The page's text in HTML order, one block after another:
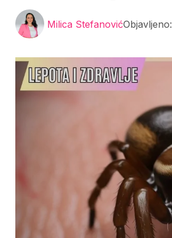
Milica StefanovićObjavljeno: